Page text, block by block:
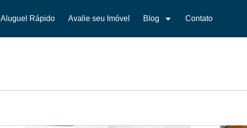
Aluguel Rápido Avalie seu Imóvel Blog Contato